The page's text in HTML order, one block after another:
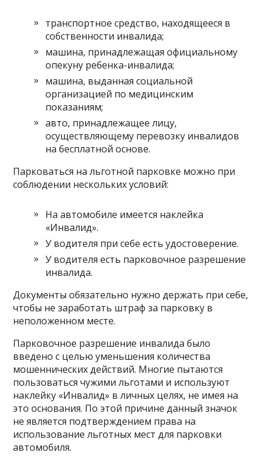
транспортное средство, находящееся в
собственности инвалида;
машина, принадлежащая официальному
опекуну ребенка-инвалида;
машина, выданная социальной
организацией по медицинским
показаниям;
авто, принадлежащее лицу,
осуществляющему перевозку инвалидов
на бесплатной основе.
Парковаться на льготной парковке можно при
соблюдении нескольких условий:
На автомобиле имеется наклейка
«Инвалид».
У водителя при себе есть удостоверение.
У водителя есть парковочное разрешение
инвалида.
Документы обязательно нужно держать при себе,
чтобы не заработать штраф за парковку в
неположенном месте.
Парковочное разрешение инвалида было
введено с целью уменьшения количества
мошеннических действий. Многие пытаются
пользоваться чужими льготами и используют
наклейку «Инвалид» в личных целях, не имея на
это основания. По этой причине данный значок
не является подтверждением права на
использование льготных мест для парковки
автомобиля.